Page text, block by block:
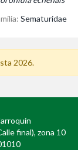
Sematuridae
2026.
final), zona 10